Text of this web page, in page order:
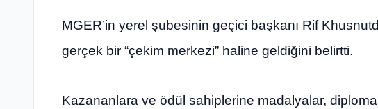
MGER’in yerel şubesinin geçici başkanı Rif
gerçek bir “çekim merkezi” haline geldiğini belirtti.
Kazananlara ve ödül sahiplerine madalyalar,